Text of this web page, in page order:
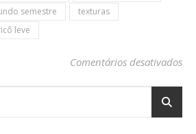
semestre
texturas
leve
Comentários desativados